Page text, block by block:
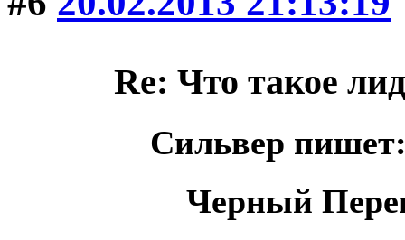
Re: Что такое
Сильвер
Черный